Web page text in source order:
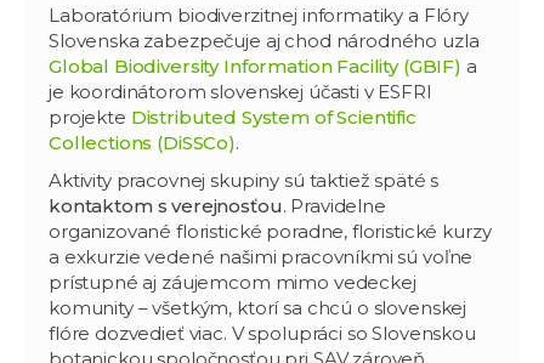
Laboratórium biodiverzitnej informatiky a Flóry
Slovenska zabezpečuje aj chod národného uzla
Global Biodiversity Information Facility (GBIF) a
je koordinátorom slovenskej účasti v ESFRI
projekte Distributed System of Scientific
Collections (DiSSCo).
Aktivity pracovnej skupiny sú taktiež späté s
kontaktom s verejnosťou. Pravidelne
organizované floristické poradne, floristické kurzy
a exkurzie vedené našimi pracovníkmi sú voľne
prístupné aj záujemcom mimo vedeckej
komunity – všetkým, ktorí sa chcú o slovenskej
flóre dozvedieť viac. V spolupráci so Slovenskou